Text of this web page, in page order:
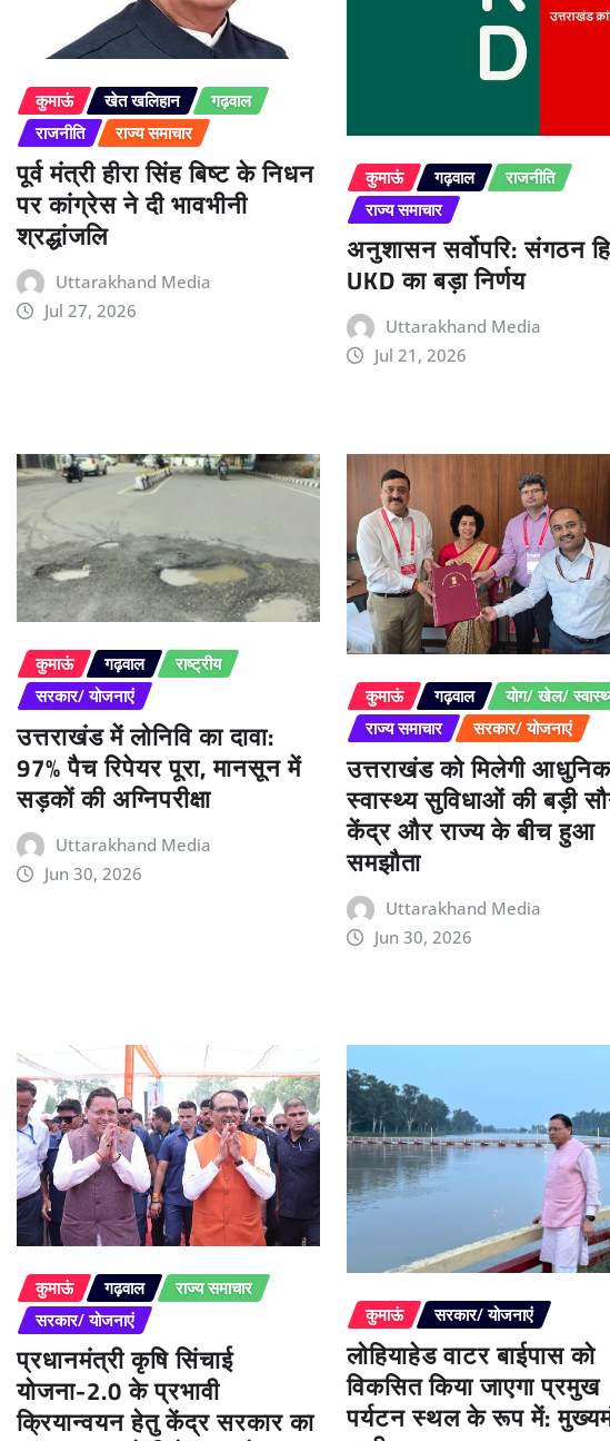
कुमाऊं खेत खलिहान
गढ़वाल
राजनीति
राज्य समाचार
पूर्व मंत्री हीरा सिंह बिष्ट के निधन
पर कांग्रेस ने दी भावभीनी
श्रद्धांजलि
Uttarakhand Media
Jul 27, 2026
कुमाऊं गढ़वाल
राजनीति
राज्य समाचार
अनुशासन सर्वोपरि: संगठन
UKD का बड़ा निर्णय
Uttarakhand Media
Jul 21, 2026
कुमाऊं गढ़वाल
राष्ट्रीय
सरकार/ योजनाएं
उत्तराखंड में लोनिवि का दावा:
97% पैच रिपेयर पूरा, मानसून में
सड़कों की अग्निपरीक्षा
Uttarakhand Media
Jun 30, 2026
कुमाऊं गढ़वाल
योग/ खेल/
राज्य समाचार
सरकार/ योजनाएं
उत्तराखंड को मिलेगी
स्वास्थ्य सुविधाओं की बड़ी
केंद्र और राज्य के बीच हुआ
समझौता
Uttarakhand Media
Jun 30, 2026
कुमाऊं गढ़वाल
राज्य समाचार
सरकार/ योजनाएं
प्रधानमंत्री कृषि सिंचाई
योजना-2.0 के प्रभावी
क्रियान्वयन हेतु केंद्र सरकार का
कुमाऊं सरकार/ योजनाएं
लोहियाहेड वाटर बाईपास को
विकसित किया जाएगा प्रमुख
पर्यटन स्थल के रूप में: